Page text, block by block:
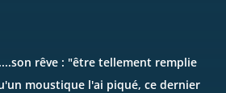
rêve : "être tellement remplie
moustique l'ai piqué, ce dernier